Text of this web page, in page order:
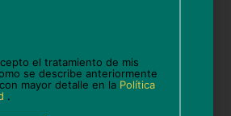
el tratamiento de mis
se describe anteriormente
mayor detalle en la Política
.